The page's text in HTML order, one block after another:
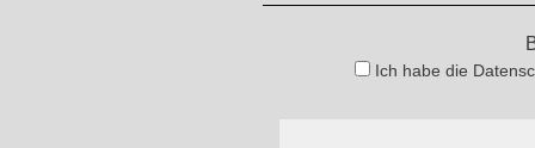
Ich habe die